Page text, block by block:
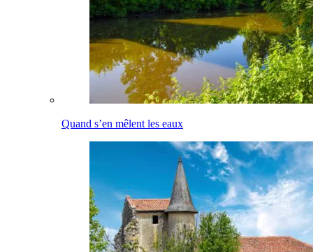
Quand s’en mêlent les eaux